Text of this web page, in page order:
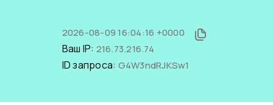
2026-08-09 16:04:16 +0000
Ваш IP: 216.73.216.74
ID запроса: G4W3ndRJKSw1